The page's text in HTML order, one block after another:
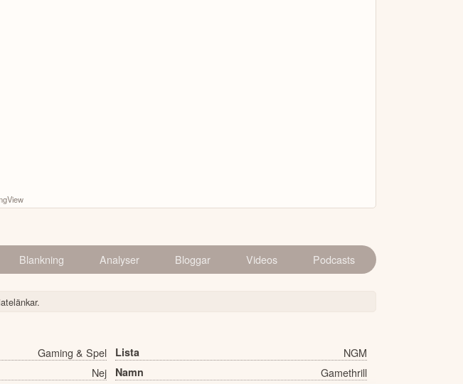
Blankning Analyser Bloggar Videos Podcasts
Gaming & Spel Lista NGM
Nej Namn Gamethrill